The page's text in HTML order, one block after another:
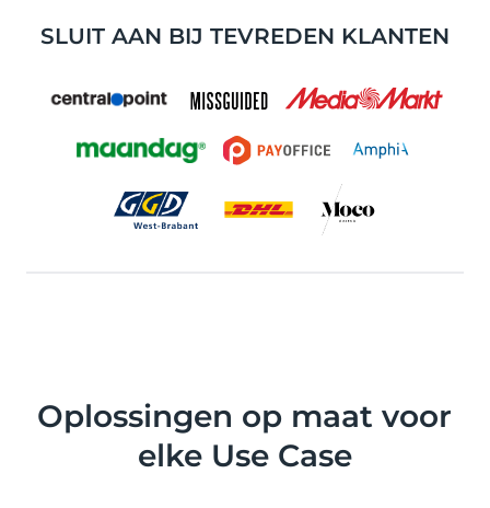
SLUIT AAN BIJ TEVREDEN KLANTEN
Oplossingen op maat voor
elke Use Case